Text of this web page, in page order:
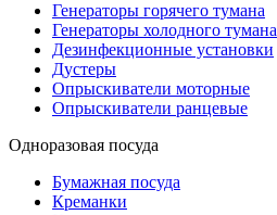
Генераторы горячего тумана
Генераторы холодного тумана
Дезинфекционные установки
Дустеры
Опрыскиватели моторные
Опрыскиватели ранцевые
Одноразовая посуда
Бумажная посуда
Креманки